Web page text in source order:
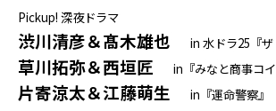
Pickup! 深夜ドラマ
渋川清彦＆髙木雄也 in 水ドラ25『ザ
草川拓弥＆西垣匠 in『みなと商事コ
片寄涼太＆江藤萌生 in『運命警察』